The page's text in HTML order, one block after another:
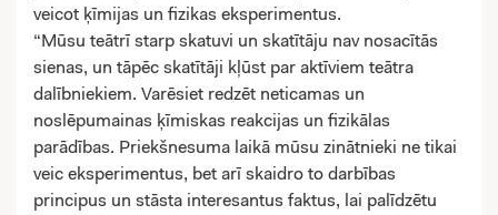
veicot ķīmijas un fizikas eksperimentus.
“Mūsu teātrī starp skatuvi un skatītāju nav nosacītās
sienas, un tāpēc skatītāji kļūst par aktīviem teātra
dalībniekiem. Varēsiet redzēt neticamas un
noslēpumainas ķīmiskas reakcijas un fizikālas
parādības. Priekšnesuma laikā mūsu zinātnieki ne tikai
veic eksperimentus, bet arī skaidro to darbības
principus un stāsta interesantus faktus, lai palīdzētu